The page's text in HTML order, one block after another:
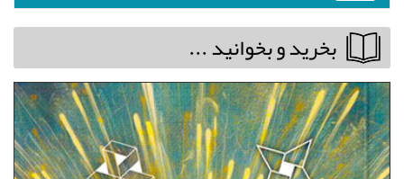
navigation
بخريد و بخوانيد ...